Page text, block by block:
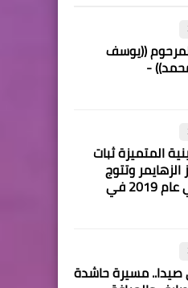
ضد
قوى
((يوسف
-
المتميزة ثبات
وتتوج
ببراءة اختراع في عام 2019 في
صيدا.. مسيرة حاشدة